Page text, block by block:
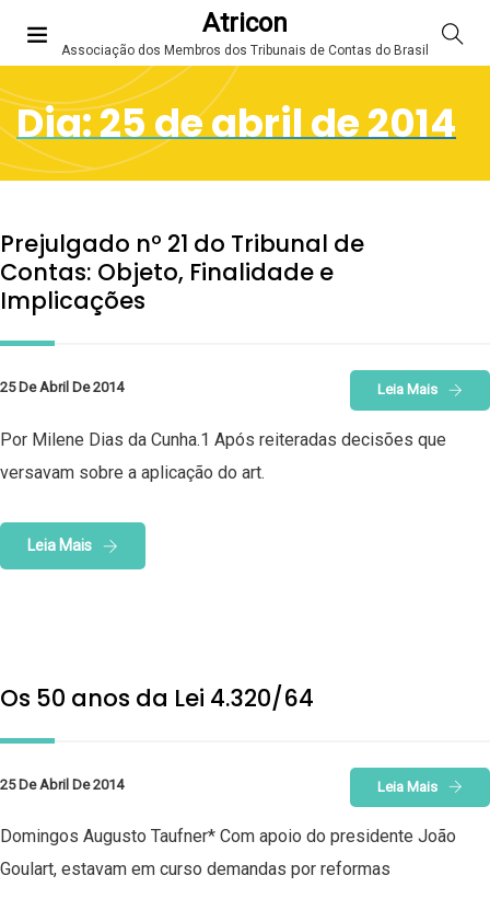
Atricon
Associação dos Membros dos Tribunais de Contas do Brasil
Dia:25 de abril de 2014
Prejulgado nº 21 do Tribunal de
Contas: Objeto, Finalidade e
Implicações
25 De Abril De 2014 Leia Mais
Por Milene Dias da Cunha.1 Após reiteradas decisões que
versavam sobre a aplicação do art.
Leia Mais
Os 50 anos da Lei 4.320/64
25 De Abril De 2014 Leia Mais
Domingos Augusto Taufner* Com apoio do presidente João
Goulart, estavam em curso demandas por reformas